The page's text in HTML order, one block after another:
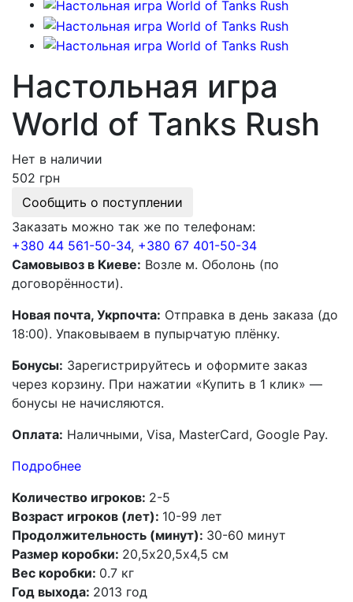
Настольная игра
World of Tanks Rush
Нет в наличии
502 грн
Сообщить о поступлении
Заказать можно так же по телефонам:
+380 44 561-50-34, +380 67 401-50-34
Самовывоз в Киеве: Возле м. Оболонь (по
договорённости).
Новая почта, Укрпочта: Отправка в день заказа (до
18:00). Упаковываем в пупырчатую плёнку.
Бонусы: Зарегистрируйтесь и оформите заказ
через корзину. При нажатии «Купить в 1 клик» —
бонусы не начисляются.
Оплата: Наличными, Visa, MasterCard, Google Pay.
Подробнее
Количество игроков: 2-5
Возраст игроков (лет): 10-99 лет
Продолжительность (минут): 30-60 минут
Размер коробки: 20,5х20,5х4,5 см
Вес коробки: 0.7 кг
Год выхода: 2013 год